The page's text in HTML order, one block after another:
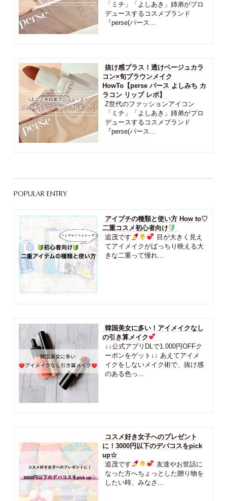
「ミチ」「よしあき」姉弟がプロ
デュースするコスメブランド
『perse(パース...
抜け感プラス！透けベージュカラ
コン×旬ブラウンメイク
HowTo【perse パース よしみち カ
ラコン リップ レポ】
Z世代のファッションアイコン
「ミチ」「よしあき」姉弟がプロ
デュースするコスメブランド
『perse(パース...
POPULAR ENTRY
アイプチの種類と使い方 How to♡
二重コスメ初心者向け
追茂です
目が大きく見え
てアイメイクがばっちり映える大
きな二重って憧れ...
韓国美女に多い！アイメイクなし
の引き算メイク
↓↓公式アプリDLで1.000円OFFク
ーポンをゲット↓↓ あえてアイメ
イクをしないメイク術で、抜け感
のある色っ...
コスメ好き女子へのプレゼント
に！3000円以下のデパコスをpick
up☆
追茂です
友達やお世話に
なった方へちょっとした贈り物を
したい時、みなさ...